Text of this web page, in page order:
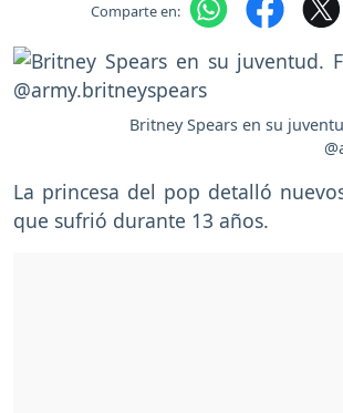
Comparte en:
Britney Spears en su
La princesa del pop detalló
que sufrió durante 13 años.